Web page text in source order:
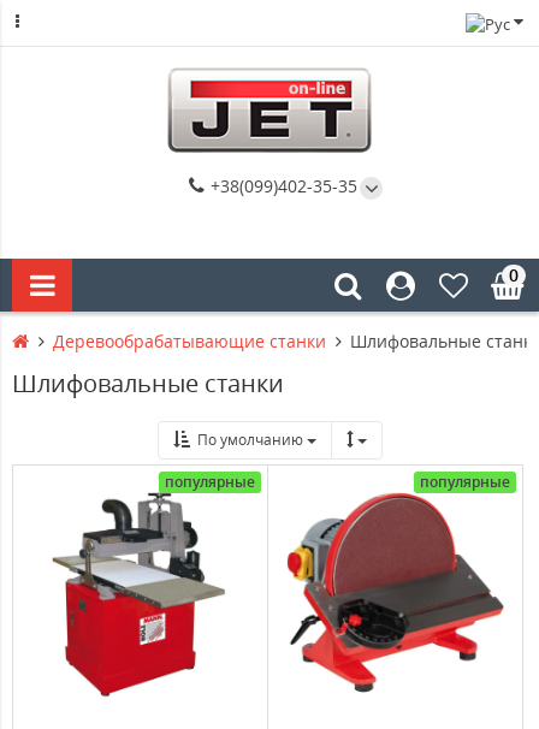
+38(099)402-35-35
0
Деревообрабатывающие станки Шлифовальные
Шлифовальные станки
По умолчанию
популярные популярные